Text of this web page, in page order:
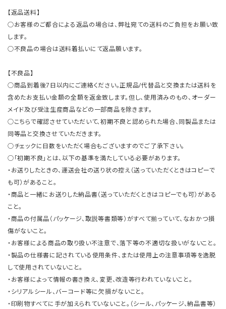
【返品送料】
○お客様のご都合による返品の場合は、弊社宛ての送料のご負担をお願い致
します。
○不良品の場合は送料着払いにて返品願います。
【不良品】
○商品到着後7日以内にご連絡ください。正規品/代替品と交換または送料を
含めたお支払い金額の全額を返金致します。但し、使用済みのもの、オーダー
メイド及び受注生産商品などの一部商品を除きます。
○こちらで確認させていただいて、初期不良と認められた場合、同製品または
同等品と交換させていただきます。
○チェックに日数をいただく場合もございますのでご了承下さい。
○「初期不良」とは、以下の基準を満たしている必要があります。
・お送りしたときの、運送会社の送り状の控え（送っていただくときはコピーで
も可）があること。
・商品と一緒にお送りした納品書（送っていただくときはコピーでも可）がある
こと。
・商品の付属品（パッケージ、取説等書類等）がすべて揃っていて、なおかつ損
傷がないこと。
・お客様による商品の取り扱い不注意で、落下等の不適切な扱いがないこと。
・製品の仕様書に記されている使用条件、または使用上の注意事項等を逸脱
して使用されていないこと。
・お客様によって情報の書き換え、変更、改造等行われていないこと。
・シリアルシール、バーコード等に欠損がないこと。
・印刷物すべてに手が加えられていないこと。（シール、パッケージ、納品書等）